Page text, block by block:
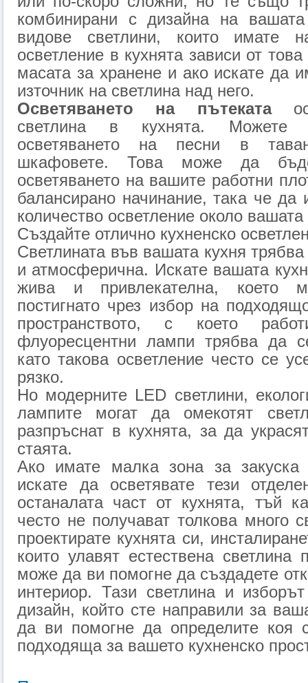
комбинирани с дизайна на
видове светлини, които имате
осветление в кухнята зависи от
масата за хранене и ако искате да
източник на светлина над него.
Осветяването на пътеката
светлина в кухнята. Можете
осветяването на песни в
шкафовете. Това може да
осветяването на вашите работни
балансирано начинание, така че да
количество осветление около вашата
Създайте отлично кухненско
Светлината във вашата кухня
и атмосферична. Искате вашата
жива и привлекателна, което
постигнато чрез избор на
пространството, с което
флуоресцентни лампи трябва да
като такова осветление често се
рязко.
Но модерните LED светлини,
лампите могат да омекотят
разпръснат в кухнята, за да
стаята.
Ако имате малка зона за
искате да осветявате тези
останалата част от кухнята, тъй
често не получават толкова много
проектирате кухнята си,
които улавят естествена светлина
може да ви помогне да създадете
интериор. Тази светлина и
дизайн, който сте направили за
да ви помогне да определите коя
подходяща за вашето кухненско